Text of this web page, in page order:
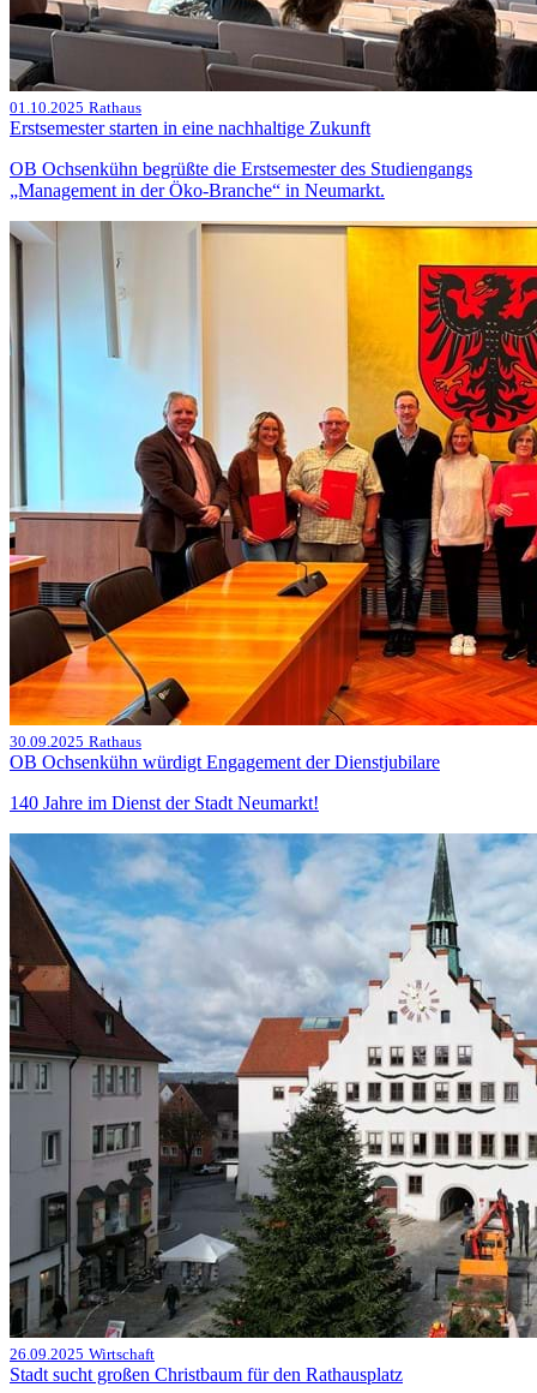
01.10.2025 Rathaus
Erstsemester starten in eine nachhaltige Zukunft
OB Ochsenkühn begrüßte die Erstsemester des Studiengangs
„Management in der Öko-Branche“ in Neumarkt.
30.09.2025 Rathaus
OB Ochsenkühn würdigt Engagement der Dienstjubilare
140 Jahre im Dienst der Stadt Neumarkt!
26.09.2025 Wirtschaft
Stadt sucht großen Christbaum für den Rathausplatz